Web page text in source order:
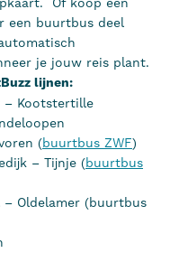
een buurtbus deel
je jouw reis plant.
lijnen:
– Kootstertille
(buurtbus ZWF)
– Tijnje (buurtbus
– Oldelamer (buurtbus